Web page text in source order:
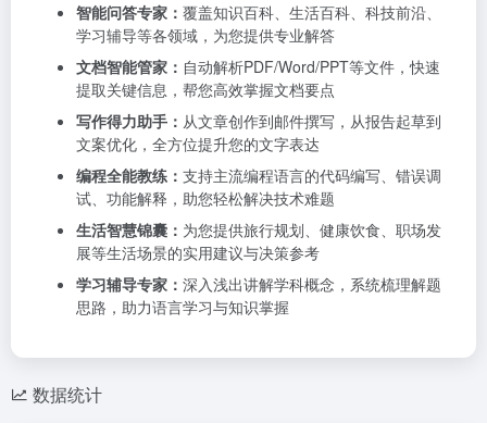
智能问答专家： 覆盖知识百科、生活百科、科技前沿、
学习辅导等各领域，为您提供专业解答
文档智能管家： 自动解析PDF/Word/PPT等文件，快速
提取关键信息，帮您高效掌握文档要点
写作得力助手： 从文章创作到邮件撰写，从报告起草到
文案优化，全方位提升您的文字表达
编程全能教练： 支持主流编程语言的代码编写、错误调
试、功能解释，助您轻松解决技术难题
生活智慧锦囊： 为您提供旅行规划、健康饮食、职场发
展等生活场景的实用建议与决策参考
学习辅导专家： 深入浅出讲解学科概念，系统梳理解题
思路，助力语言学习与知识掌握
数据统计